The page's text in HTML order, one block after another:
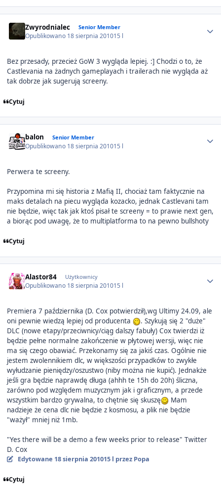
Zwyrodnialec Senior Member
Opublikowano 18 sierpnia 201015 l
Bez przesady, przecież GoW 3 wygląda lepiej. :] Chodzi o to, że
Castlevania na żadnych gameplayach i trailerach nie wygląda aż
tak dobrze jak sugerują screeny.
Cytuj
balon Senior Member
Opublikowano 18 sierpnia 201015 l
Perwera te screeny.
Przypomina mi się historia z Mafią II, chociaż tam faktycznie na
maks detalach na piecu wygląda kozacko, jednak Castlevani tam
nie będzie, więc tak jak ktoś pisał te screeny = to prawie next gen,
a biorąc pod uwagę, że to multiplatforma to na pewno bullshoty
Cytuj
Alastor84 Użytkownicy
Opublikowano 18 sierpnia 201015 l
Premiera 7 października (D. Cox potwierdził),wg Ultimy 24.09, ale
oni pewnie wiedzą lepiej od producenta
. Szykują się 2 "duże"
DLC (nowe etapy/przeciwnicy/ciąg dalszy fabuły) Cox twierdzi iż
będzie pełne normalne zakończenie w płytowej wersji, więc nie
ma się czego obawiać. Przekonamy się za jakiś czas. Ogólnie nie
jestem zwolennikiem dlc, w większości przypadków to zwykłe
wyłudzanie pieniędzy/oszustwo (niby można nie kupić). Jednakże
jeśli gra będzie naprawdę długa (ahhh te 15h do 20h) śliczna,
zarówno pod względem muzycznym jak i graficznym, a przede
wszystkim bardzo grywalna, to chętnie się skuszę
Mam
nadzieje że cena dlc nie będzie z kosmosu, a plik nie będzie
"ważył" mniej niż 1mb.
"Yes there will be a demo a few weeks prior to release" Twitter
D. Cox
Edytowane 18 sierpnia 201015 l przez Popa
Cytuj